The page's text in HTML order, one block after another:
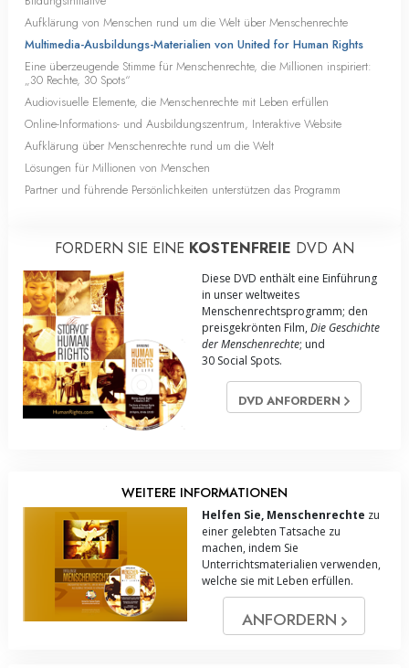
Aufklärung von Menschen rund um die Welt über Menschenrechte
Multimedia-Ausbildungs-Materialien von United for Human Rights
Eine überzeugende Stimme für Menschenrechte, die Millionen inspiriert:
„30 Rechte, 30 Spots“
Audiovisuelle Elemente, die Menschenrechte mit Leben erfüllen
Online-Informations- und Ausbildungszentrum, Interaktive Website
Aufklärung über Menschenrechte rund um die Welt
Lösungen für Millionen von Menschen
Partner und führende Persönlichkeiten unterstützen das Programm
FORDERN SIE EINE KOSTENFREIE DVD AN
Diese DVD enthält eine Einführung
in unser weltweites
Menschenrechts­programm; den
preisgekrönten Film, Die Geschichte
der Menschenrechte; und
30 Social Spots.
DVD ANFORDERN
WEITERE INFORMATIONEN
Helfen Sie, Menschenrechte zu
einer gelebten Tatsache zu
machen, indem Sie
Unterrichtsmaterialien verwenden,
welche sie mit Leben erfüllen.
ANFORDERN